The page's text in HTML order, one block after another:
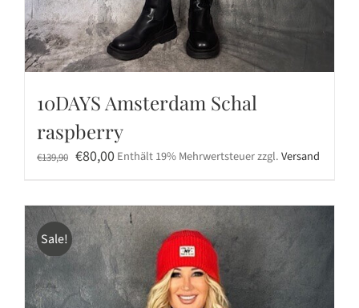
10DAYS Amsterdam Schal
raspberry
€139,90 Ursprünglicher
€139,90
€80,00Aktueller
€80,00.
Enthält 19% Mehrwertsteuerzzgl.Versand
Sale!